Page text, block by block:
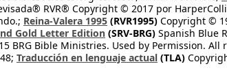
RVR® Copyright © 2017 por
Reina-Valera 1995 (RVR1995) Copyright ©
Gold Letter Edition (SRV-BRG) Spanish Blue
BRG Bible Ministries. Used by Permission. All
Traducción en lenguaje actual (TLA)